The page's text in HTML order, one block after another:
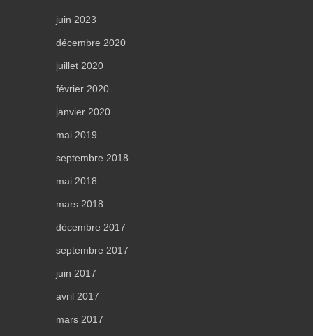
juin 2023
décembre 2020
juillet 2020
février 2020
janvier 2020
mai 2019
septembre 2018
mai 2018
mars 2018
décembre 2017
septembre 2017
juin 2017
avril 2017
mars 2017